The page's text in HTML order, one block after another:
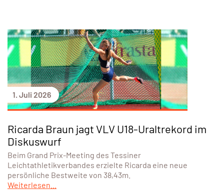
1. Juli 2026
Ricarda Braun jagt VLV U18-Uraltrekord im
Diskuswurf
Beim Grand Prix-Meeting des Tessiner
Leichtathletikverbandes erzielte Ricarda eine neue
persönliche Bestweite von 38,43m.
Weiterlesen...